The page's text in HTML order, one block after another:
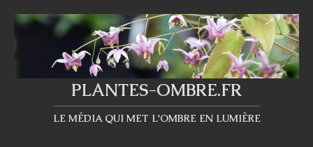
PLANTES-OMBRE.FR
LE MÉDIA QUI MET L'OMBRE EN LUMIÈRE